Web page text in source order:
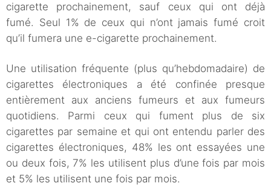
cigarette prochainement, sauf ceux qui ont déjà
fumé. Seul 1% de ceux qui n’ont jamais fumé croit
qu’il fumera une e-cigarette prochainement.
Une utilisation fréquente (plus qu’hebdomadaire) de
cigarettes électroniques a été confinée presque
entièrement aux anciens fumeurs et aux fumeurs
quotidiens. Parmi ceux qui fument plus de six
cigarettes par semaine et qui ont entendu parler des
cigarettes électroniques, 48% les ont essayées une
ou deux fois, 7% les utilisent plus d’une fois par mois
et 5% les utilisent une fois par mois.